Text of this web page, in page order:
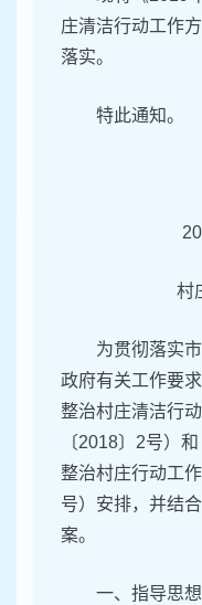
庄清洁行动工作
落实。
特此通知。
村
为贯彻落实
政府有关工作要
整治村庄清洁行
〔2018〕2号）
整治村庄行动工
号）安排，并结
案。
一、指导思想